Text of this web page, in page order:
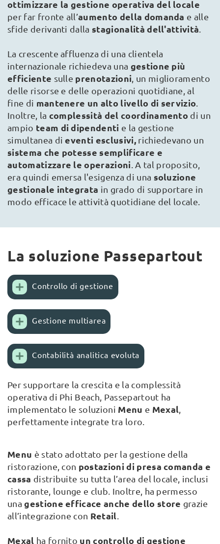
ottimizzare la gestione operativa del locale
per far fronte all’aumento della domanda e alle
sfide derivanti dalla stagionalità dell'attività
La crescente affluenza di una clientela
internazionale richiedeva una gestione più
efficiente sulle prenotazioni , un miglioramento
delle risorse e delle operazioni quotidiane, al
fine di mantenere un alto livello di servizio
Inoltre, la complessità del coordinamento di un
ampio team di dipendenti e la gestione
simultanea dieventi esclusivi,richiedevano un
sistema che potesse semplificare e
automatizzare le operazioni . A tal proposito,
era quindi emersa l'esigenza di una soluzione
gestionale integrata in grado di supportare in
modo efficace le attività quotidiane del locale.
La soluzione Passepartout
Controllo di gestione
Gestione multiarea
Contabilità analitica evoluta
Per supportare la crescita e la complessità
operativa di Phi Beach, Passepartout ha
implementato le soluzioni Menu e Mexal
perfettamente integrate tra loro.
Menu è stato adottato per la gestione della
ristorazione, con postazioni di presa comanda e
cassa distribuite su tutta l’area del locale, inclusi
ristorante, lounge e club. Inoltre, ha permesso
unagestione efficace anche dello store grazie
all’integrazione con Retail
Mexal ha fornito un controllo di gestione